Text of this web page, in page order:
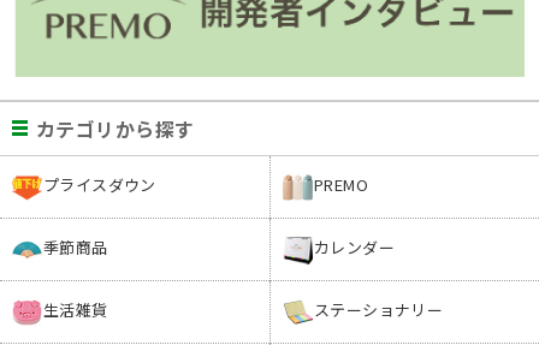
カテゴリから探す
プライスダウン PREMO
季節商品 カレンダー
生活雑貨 ステーショナリー